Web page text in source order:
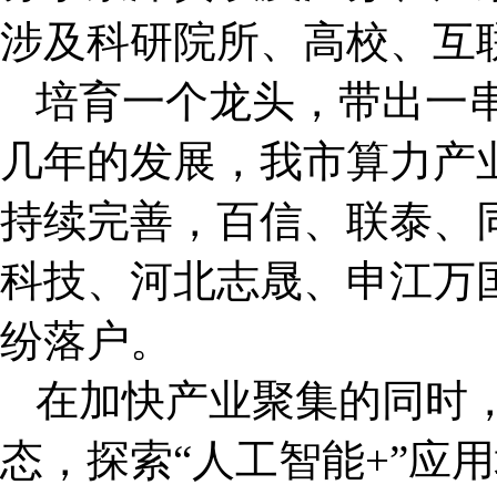
涉及科研院所、高校、互
培育一个龙头，带出一
几年的发展，我市算力
持续完善，百信、联泰、
科技、河北志晟、申江万
纷落户。
在加快产业聚集的同时
态，探索“人工智能+”应